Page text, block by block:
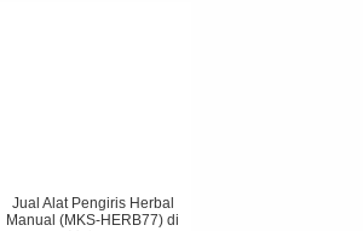
Jual Alat Pengiris Herbal
Manual (MKS-HERB77) di